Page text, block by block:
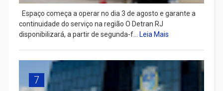
Espaço começa a operar no dia 3 de agosto e garante a
continuidade do serviço na região O Detran RJ
disponibilizará, a partir de segunda-f...
Leia Mais
7